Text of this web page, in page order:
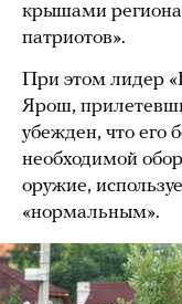
крышами
патриотов».
При этом лидер
Ярош,
убежден, что его
необходимой
оружие,
«нормальным».